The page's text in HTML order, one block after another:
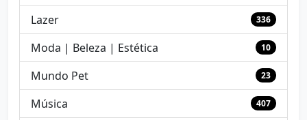
Lazer 336
Moda | Beleza | Estética 10
Mundo Pet 23
Música 407